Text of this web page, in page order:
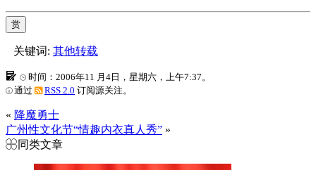
赏
关键词: 其他转载
时间：2006年11 月4日，星期六，上午7:37。
通过
RSS 2.0 订阅源关注。
« 降魔勇士
广州性文化节“情趣内衣真人秀” »
同类文章